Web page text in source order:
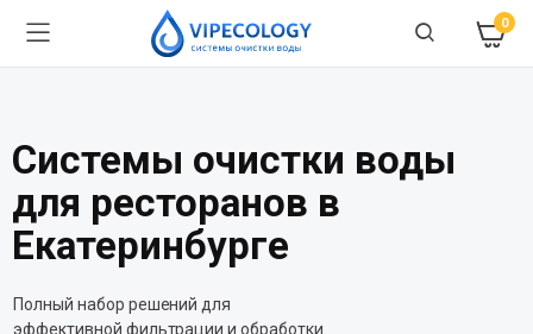
0
Системы очистки воды
для ресторанов в
Екатеринбурге
Полный набор решений для
эффективной фильтрации и обработки